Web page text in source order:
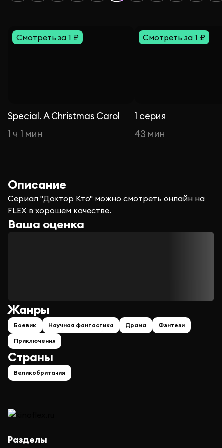
Смотреть за 1 ₽
Special. A Christmas Carol
1 ч 1 мин
Смотреть за 1 ₽
1 серия
43 мин
Описание
Сериал "Доктор Кто" можно смотреть онлайн на
FLEX в хорошем качестве.
Ваша оценка
Страны
Великобритания
Жанры
Боевик Научная фантастика Драма Фэнтези
Приключения
Разделы